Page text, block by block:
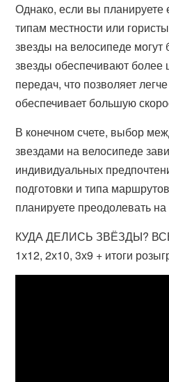
Однако, если вы планируете
типам местности или
звезды на велосипеде
звезды обеспечивают более
передач, что позволяет
обеспечивает большую
В конечном счете, выбор
звездами на велосипеде
индивидуальных
подготовки и типа
планируете преодолевать
КУДА ДЕЛИСЬ ЗВЁЗДЫ?
1х12, 2х10, 3х9 + итоги